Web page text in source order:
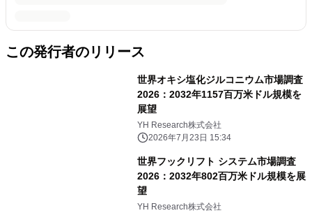
この発行者のリリース
世界オキシ塩化ジルコニウム市場調査
2026：2032年1157百万米ドル規模を
展望
YH Research株式会社
2026年7月23日 15:34
世界フックリフト システム市場調査
2026：2032年802百万米ドル規模を展
望
YH Research株式会社